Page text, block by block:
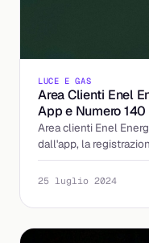
LUCE E GAS
Area Clienti Enel
App e Numero 140
Area clienti Enel
dall'app, la
online e il nuovo
25 luglio 2024